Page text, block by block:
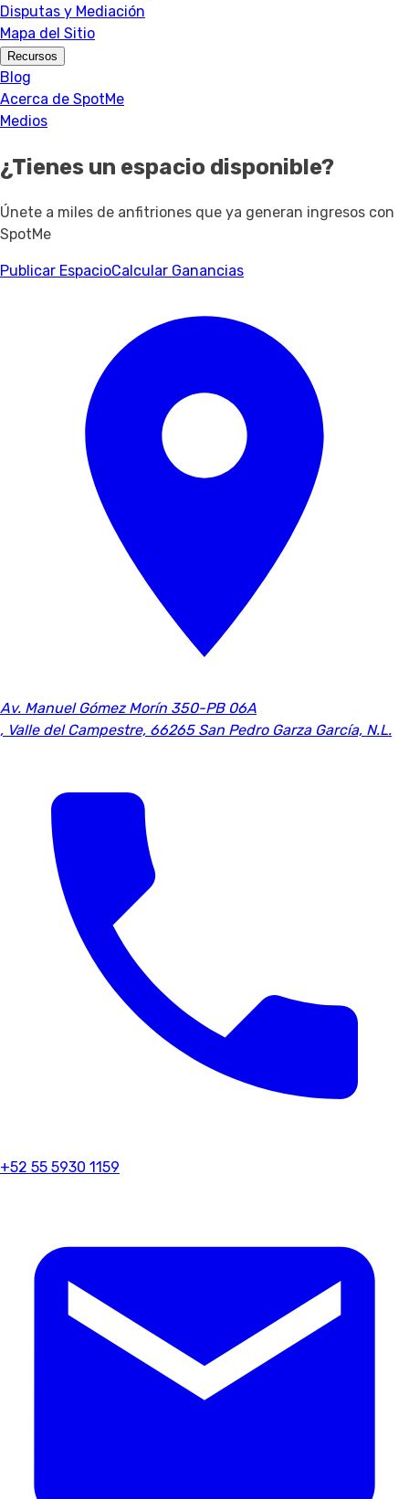
Disputas y Mediación
Mapa del Sitio
Recursos
Blog
Acerca de SpotMe
Medios
¿Tienes un espacio disponible?
Únete a miles de anfitriones que ya generan ingresos con
SpotMe
Publicar EspacioCalcular Ganancias
Av. Manuel Gómez Morín 350-PB 06A
, Valle del Campestre, 66265 San Pedro Garza García, N.L.
+52 55 5930 1159